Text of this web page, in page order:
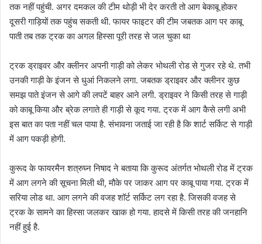
तक नहीं पहुंची. अगर दमकल की टीम थोड़ी भी देर करती तो आग बेकाबू होकर
दूसरी गाड़ियों तक पहुंच सकती थी. फायर फाइटर की टीम जबतक आग पर काबू
पाती तब तक ट्रक का अगल हिस्सा पूरी तरह से जल चुका था
ट्रक ड्राइवर और क्लीनर अपनी गाड़ी को लेकर भोथली रोड से गुजर रहे थे. तभी
उनकी गाड़ी के इंजन से धुआं निकलने लगा. जबतक ड्राइवर और क्लीनर कुछ
समझ पाते इंजन से आगे की लपटें बाहर आने लगी. ड्राइवर ने किसी तरह से गाड़ी
को काबू किया और ब्रेक लगाते ही गाड़ी से कूद गया. ट्रक में आग कैसे लगी अभी
इस बात का पता नहीं चल पाया है. संभावना जताई जा रही है कि शार्ट सर्किट से गाड़ी
में आग पकड़ी होगी.
कुरूद के फायरमैन शत्रुघ्न निषाद ने बताया कि कुरूद अंतर्गत भोथली रोड में ट्रक
में आग लगने की सूचना मिली थी, मौके पर जाकर आग पर काबू पाया गया. ट्रक में
सरिया लोड था. आग लगने की वजह शॉर्ट सर्किट लग रहा है. जिसकी वजह से
ट्रक के सामने का हिस्सा जलकर खाक हो गया. हादसे में किसी तरह की जनहानि
नहीं हुई है.